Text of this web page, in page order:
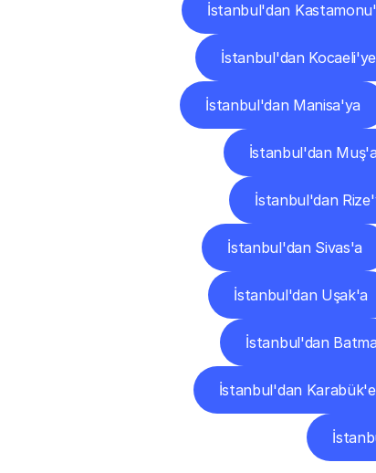
İstanbul'dan
İstanbul'dan Kocaeli'ye
İstanbul'dan Manisa'ya
İstanbul'dan Muş'a
İstanbul'dan
İstanbul'dan Sivas'a
İstanbul'dan Uşak'a
İstanbul'dan
İstanbul'dan Karabük'e